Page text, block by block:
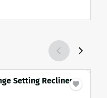
Setting Recliner